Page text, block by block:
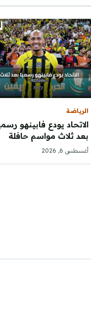
الرياضة
الاتحاد يودع فابينهو
بعد ثلاث مواسم حافلة
بالإنجازات
أغسطس 6, 2026